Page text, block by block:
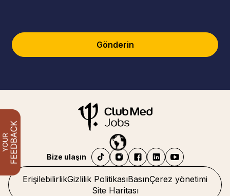
Gönderin
ErişilebilirlikGizlilik PolitikasıBasınÇerez yönetimi
Site Haritası
Bize ulaşın